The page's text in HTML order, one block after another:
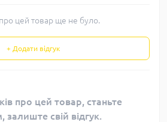
про цей товар ще не було.
+ Додати відгук
про цей товар, станьте
свій відгук.